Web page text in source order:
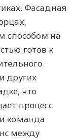
Фасадная
на
готов к
других
что
процесс
команда
между